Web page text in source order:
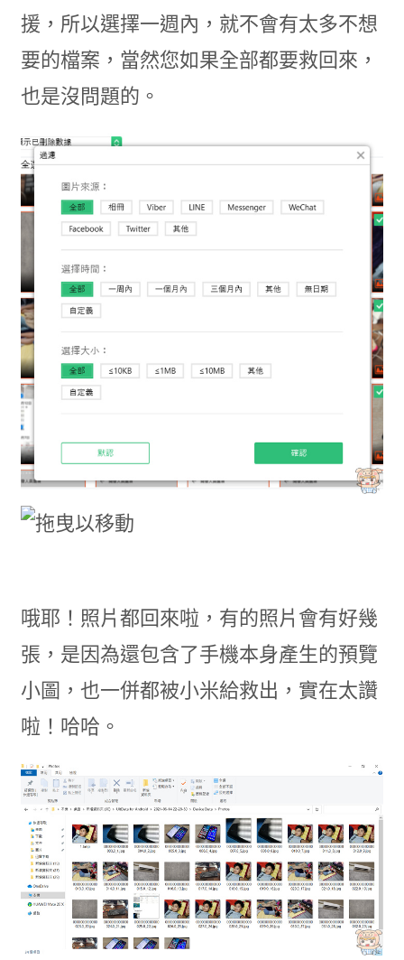
援，所以選擇一週內，就不會有太多不想
要的檔案，當然您如果全部都要救回來，
也是沒問題的。
哦耶！照片都回來啦，有的照片會有好幾
張，是因為還包含了手機本身產生的預覽
小圖，也一併都被小米給救出，實在太讚
啦！哈哈。